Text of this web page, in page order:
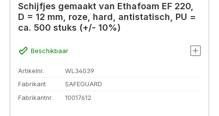
Schijfjes gemaakt van Ethafoam EF 220,
D = 12 mm, roze, hard, antistatisch, PU =
ca. 500 stuks (+/- 10%)
Beschikbaar
Artikelnr.
WL34039
Fabrikant
SAFEGUARD
Fabrikantnr.
10017612